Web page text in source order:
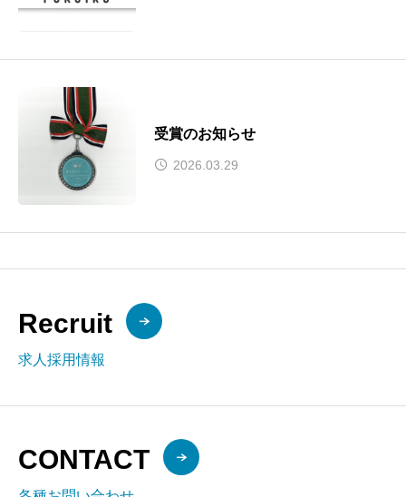
受賞のお知らせ
2026.03.29
Recruit
求人採用情報
CONTACT